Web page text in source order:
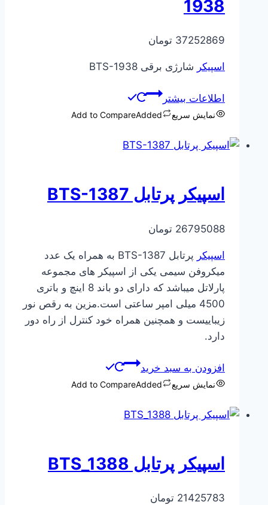
1938
37252869 تومان
اسپیکر شارژی برقی BTS-1938
اطلاعات بیشتر
نمایش سریع Add to CompareAdded
اسپیکر پرتابل BTS-1387
26795088 تومان
اسپیکر
پرتابل BTS-1387 به همراه یک عدد
میکروفن سیمی یکی از اسپیکر های مجموعه
پارلاتل میباشد که دارای دو باند 8 اینچ و باتری
4500 میلی امپر ساعتی است.مزین به رقص نور
زیباییست و همچنین همراه خود کنترل از راه دور
دارد.
افزودن به سبد خرید
نمایش سریع Add to CompareAdded
اسپیکر پرتابل BTS_1388
21425783 تومان